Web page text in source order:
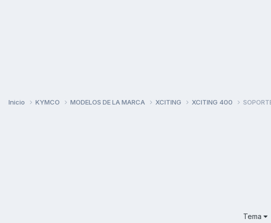
Inicio KYMCO MODELOS DE LA MARCA XCITING XCITING 400
Tema